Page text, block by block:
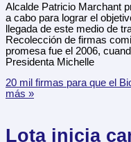
Alcalde Patricio Marchant
a cabo para lograr el
llegada de este medio de
Recolección de firmas
promesa fue el 2006,
Presidenta Michelle
20 mil firmas para que el
más »
Lota inicia